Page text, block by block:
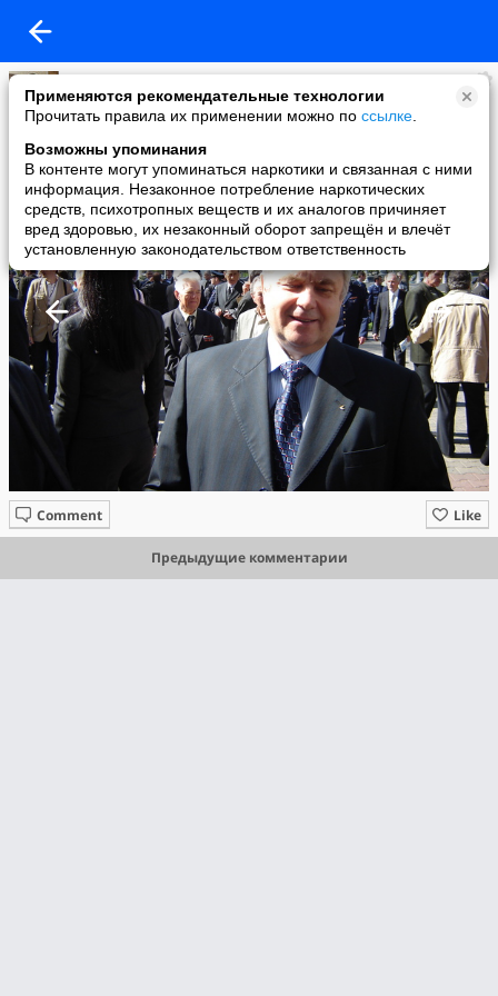
Применяются рекомендательные технологии
Прочитать правила их применении можно по ссылке
Возможны упоминания
В контенте могут упоминаться наркотики и связанная с ними
информация. Незаконное потребление наркотических
средств, психотропных веществ и их аналогов причиняет
вред здоровью, их незаконный оборот запрещён и влечёт
установленную законодательством ответственность
Ту22
added a photo
29 Apr в 22:28
Like
Comment
Предыдущие комментарии